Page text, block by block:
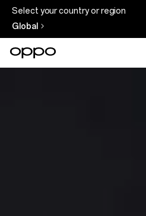
Select your country or region
Global